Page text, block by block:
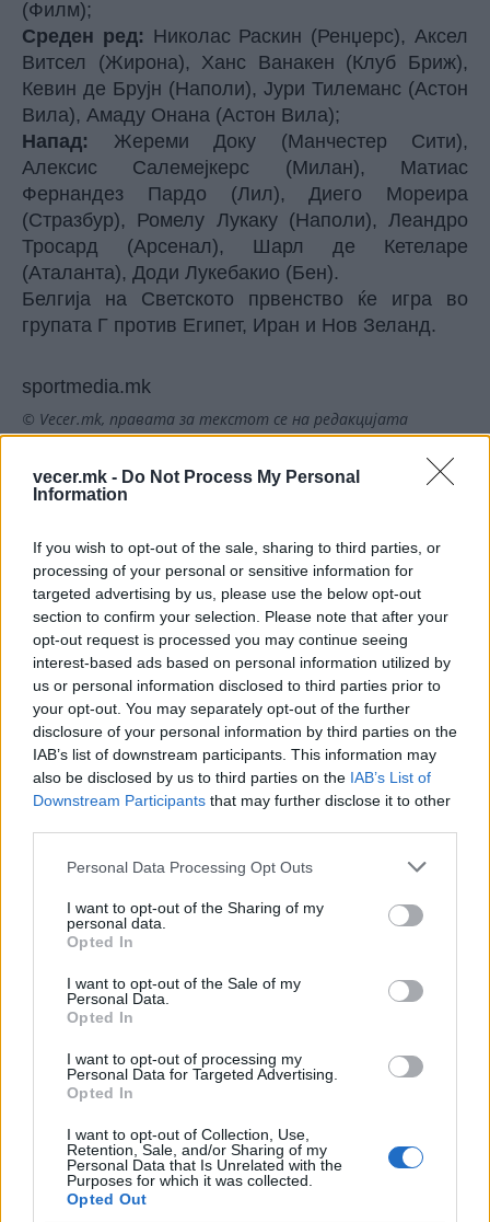
vecer.mk - Do Not Process My Personal
Information
If you wish to opt-out of the sale, sharing to third parties, or
processing of your personal or sensitive information for
targeted advertising by us, please use the below opt-out
section to confirm your selection. Please note that after your
opt-out request is processed you may continue seeing
interest-based ads based on personal information utilized by
us or personal information disclosed to third parties prior to
your opt-out. You may separately opt-out of the further
disclosure of your personal information by third parties on the
IAB’s list of downstream participants. This information may
also be disclosed by us to third parties on the IAB’s List of
Downstream Participants that may further disclose it to other
Personal Data Processing Opt Outs
I want to opt-out of the Sharing of my
personal data.
Opted In
I want to opt-out of the Sale of my
Personal Data.
Opted In
I want to opt-out of processing my
Personal Data for Targeted Advertising.
Opted In
I want to opt-out of Collection, Use,
Retention, Sale, and/or Sharing of my
Personal Data that Is Unrelated with the
Purposes for which it was collected.
Opted Out
(Филм);
Среден ред: Николас Раскин (Ренџерс), Аксел
Витсел (Жирона), Ханс Ванакен (Клуб Бриж),
Кевин де Брујн (Наполи), Јури Тилеманс (Астон
Вила), Амаду Онана (Астон Вила);
Напад: Жереми Доку (Манчестер Сити),
Алексис Салемејкерс (Милан), Матиас
Фернандез Пардо (Лил), Диего Мореира
(Стразбур), Ромелу Лукаку (Наполи), Леандро
Тросард (Арсенал), Шарл де Кетеларе
(Аталанта), Доди Лукебакио (Бен).
Белгија на Светското првенство ќе игра во
групата Г против Египет, Иран и Нов Зеланд.
sportmedia.mk
© Vecer.mk, правата за текстот се на редакцијата
Репрезентативец на Англија
Мајката на нивните деца БАРА
ОД ЛУКА ДОНЧИЌ 50 МИЛИОНИ
ЕВРА!
НАЈЧИТАНИ ВО ПОСЛЕДНИ 7 ДЕНА
СЕ СПРЕМА МЕТЕОРОЛОШКИ
ИСТОРИСКО ОБЕДИНУВАЊЕ НА
МАКЕДОНЦИТЕ ВО СРБИЈА:
ФОРМИРАН МАКЕДОНСКИОТ
ОСЛОБОДИМЕ- Скандалозна
објава на вицепремиерот на
БИДЕ ЗА НА ЛЕКАР, а потоа...
ОТКРИТИЕ по падот на Дунав,
кренаа дронови да снимаат